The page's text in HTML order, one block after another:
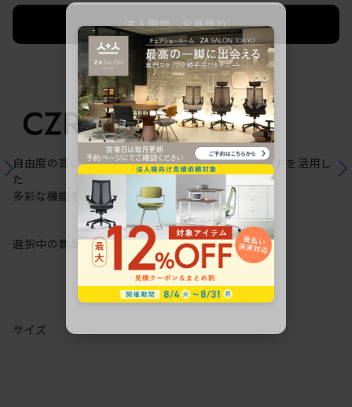
法人限定 お見積り
ご希望に応じて承ります。
自由度の高いケーブリング機能と配線ダクトスリットを活用し
た
多彩な機能を備えた次世代のスタンダードデスク
選択中の商品情報保証注意事項
サイズ